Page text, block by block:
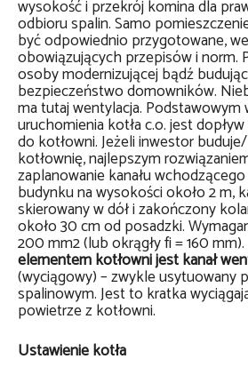
wysokość i przekrój komina dla
odbioru spalin. Samo
być odpowiednio przygotowane,
obowiązujących przepisów i norm.
osoby modernizującej bądź
bezpieczeństwo domowników.
ma tutaj wentylacja. Podstawowym
uruchomienia kotła c.o. jest
do kotłowni. Jeżeli inwestor
kotłownię, najlepszym
zaplanowanie kanału
budynku na wysokości około 2 m,
skierowany w dół i zakończony
około 30 cm od posadzki.
200 mm2 (lub okrągły fi = 160 mm).
elementem kotłowni jest kanał
(wyciągowy) – zwykle usytuowany
spalinowym. Jest to kratka
powietrze z kotłowni.
Ustawienie kotła